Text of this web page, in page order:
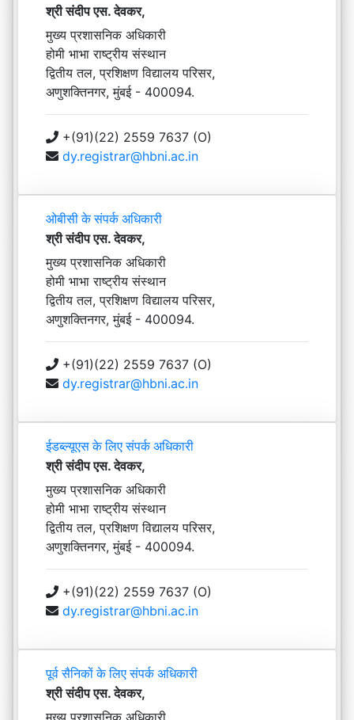
श्री संदीप एस. देवकर,
मुख्य प्रशासनिक अधिकारी
होमी भाभा राष्ट्रीय संस्थान
द्वितीय तल, प्रशिक्षण विद्यालय परिसर,
अणुशक्तिनगर, मुंबई - 400094.
+(91)(22) 2559 7637 (O)
dy.registrar@hbni.ac.in
ओबीसी के संपर्क अधिकारी
श्री संदीप एस. देवकर,
मुख्य प्रशासनिक अधिकारी
होमी भाभा राष्ट्रीय संस्थान
द्वितीय तल, प्रशिक्षण विद्यालय परिसर,
अणुशक्तिनगर, मुंबई - 400094.
+(91)(22) 2559 7637 (O)
dy.registrar@hbni.ac.in
ईडब्ल्यूएस के लिए संपर्क अधिकारी
श्री संदीप एस. देवकर,
मुख्य प्रशासनिक अधिकारी
होमी भाभा राष्ट्रीय संस्थान
द्वितीय तल, प्रशिक्षण विद्यालय परिसर,
अणुशक्तिनगर, मुंबई - 400094.
+(91)(22) 2559 7637 (O)
dy.registrar@hbni.ac.in
पूर्व सैनिकों के लिए संपर्क अधिकारी
श्री संदीप एस. देवकर,
मुख्य प्रशासनिक अधिकारी